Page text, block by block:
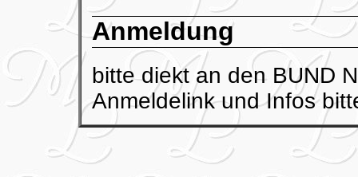
Anmeldung
bitte diekt an den BUND
Anmeldelink und Infos